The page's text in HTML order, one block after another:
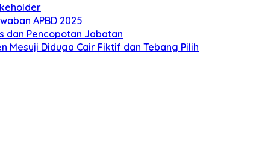
APBD 2025
dan Pencopotan Jabatan
Mesuji Diduga Cair Fiktif dan Tebang Pilih